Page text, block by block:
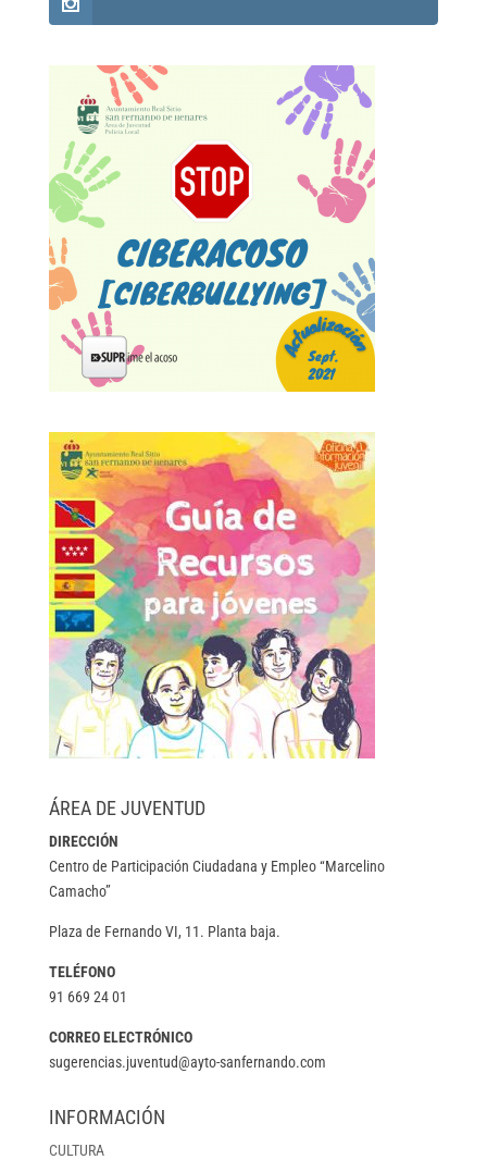
ÁREA DE JUVENTUD
DIRECCIÓN
Centro de Participación Ciudadana y Empleo “Marcelino
Camacho”
Plaza de Fernando VI, 11. Planta baja.
TELÉFONO
91 669 24 01
CORREO ELECTRÓNICO
sugerencias.juventud@ayto-sanfernando.com
INFORMACIÓN
CULTURA